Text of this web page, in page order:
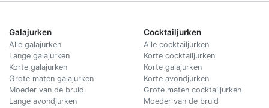
Galajurken
Alle galajurken
Lange galajurken
Korte galajurken
Grote maten galajurken
Moeder van de bruid
Lange avondjurken
Cocktailjurken
Alle cocktailjurken
Korte cocktailjurken
Korte galajurken
Korte avondjurken
Grote maten cocktailjurken
Moeder van de bruid